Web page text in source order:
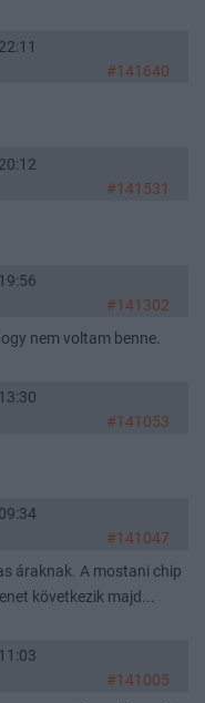
#141640
#141531
#141302
nem voltam benne.
#141053
#141047
áraknak. A mostani chip
következik majd...
#141005